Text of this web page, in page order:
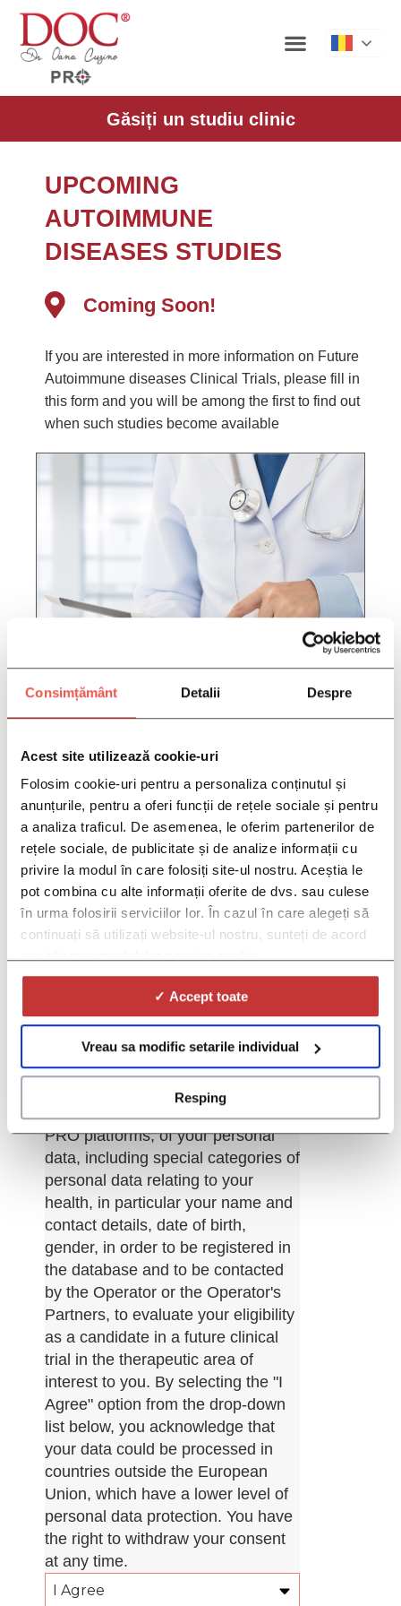
Consimțământ Detalii Despre
Acest site utilizează cookie-uri
Folosim cookie-uri pentru a personaliza conținutul și
anunțurile, pentru a oferi funcții de rețele sociale și pentru
a analiza traficul. De asemenea, le oferim partenerilor de
rețele sociale, de publicitate și de analize informații cu
privire la modul în care folosiți site-ul nostru. Aceștia le
pot combina cu alte informații oferite de dvs. sau culese
în urma folosirii serviciilor lor. În cazul în care alegeți să
continuați să utilizați website-ul nostru, sunteți de acord
✓ Accept toate
Vreau sa modific setarile individual
Resping
Găsiți un studiu clinic
UPCOMING
AUTOIMMUNE
DISEASES STUDIES
Coming Soon!
If you are interested in more information on Future
Autoimmune diseases Clinical Trials, please fill in
this form and you will be among the first to find out
when such studies become available
HERE:
*Gender:
*By selecting the "I Agree" option
from the drop-down list below, you
give your consent for the
processing by Red Lion SRL
("Operator"), the company that
administers the DOC and DOC
PRO platforms, of your personal
data, including special categories of
personal data relating to your
health, in particular your name and
contact details, date of birth,
gender, in order to be registered in
the database and to be contacted
by the Operator or the Operator's
Partners, to evaluate your eligibility
as a candidate in a future clinical
trial in the therapeutic area of
interest to you. By selecting the "I
Agree" option from the drop-down
list below, you acknowledge that
your data could be processed in
countries outside the European
Union, which have a lower level of
personal data protection. You have
the right to withdraw your consent
at any time.